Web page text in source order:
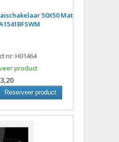
50X50 Mat
nr: H01464
product
Reserveer product